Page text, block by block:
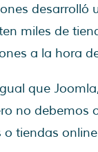
miles de
a la hora
que
no debemos
o tiendas